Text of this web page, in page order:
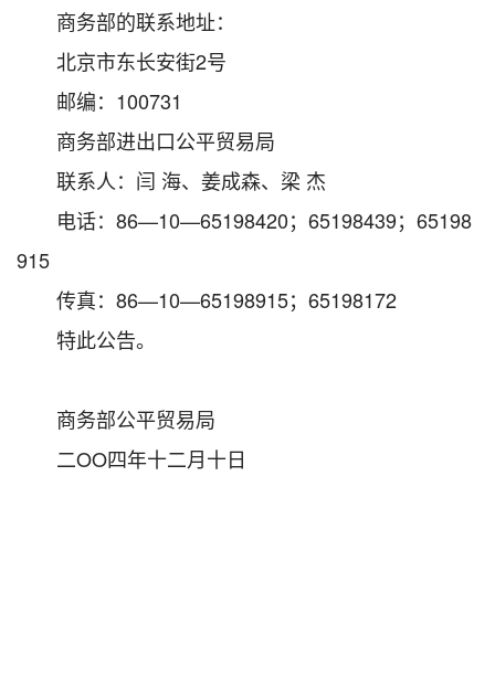
商务部的联系地址：
北京市东长安街2号
邮编：100731
商务部进出口公平贸易局
联系人：闫 海、姜成森、梁 杰
电话：86—10—65198420；65198439；65198
915
传真：86—10—65198915；65198172
特此公告。
商务部公平贸易局
二OO四年十二月十日